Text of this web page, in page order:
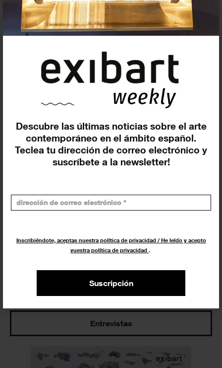
Descubre las últimas noticias sobre el arte
contemporáneo en el ámbito español.
Teclea tu dirección de correo electrónico y
suscríbete a la newsletter!
Inscribiéndote, aceptas nuestra política de privacidad / He leído y acepto
vuestra política de privacidad .
Suscripción
En curso y futuros
Pasados, en curso y futuros
Incluir eventos web
Buscar
Exposiciones y actividades en tu ciudad
Los más leídos
Últimos artículos
Entrevistas